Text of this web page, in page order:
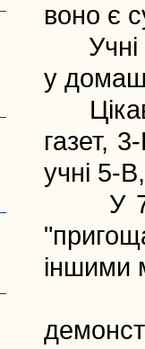
воно є
Учні
у
газет,
учні 5-
У 7-В
іншими